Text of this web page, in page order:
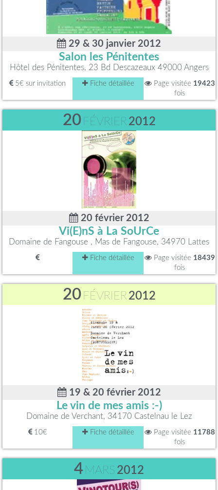
29 & 30 janvier 2012
Salon les Pénitentes
Hôtel des Pénitentes, 23 Bd Descazeaux 49000 Angers
5€ sur invitation Fiche détaillée Page visitée 19423
fois
20 FÉVRIER2012
20 février 2012
Vi(E)nS à La SoUrCe
Domaine de Fangouse , Mas de Fangouse, 34970 Lattes
Fiche détaillée Page visitée 18439
fois
20 FÉVRIER2012
19 & 20 février 2012
Le vin de mes amis :-)
Domaine de Verchant, 34170 Castelnau le Lez
10€ Fiche détaillée Page visitée 11788
fois
4 MARS 2012